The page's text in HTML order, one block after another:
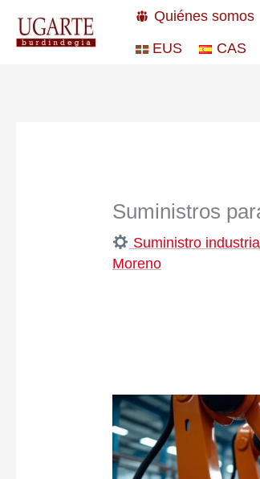
Quiénes somos
EUS
CAS
Suministros
Suministro
Moreno